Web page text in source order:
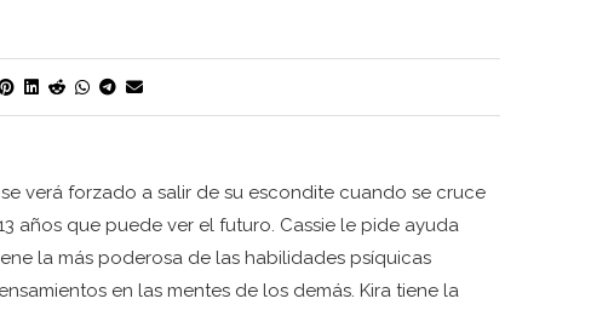
verá forzado a salir de su escondite cuando se cruce
años que puede ver el futuro. Cassie le pide ayuda
la más poderosa de las habilidades psíquicas
en las mentes de los demás. Kira tiene la